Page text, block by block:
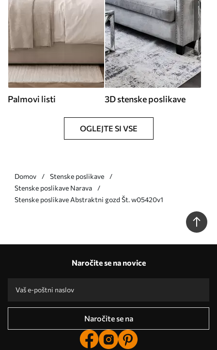
Palmovi listi 3D stenske poslikave
OGLEJTE SI VSE
Domov
Stenske poslikave
Stenske poslikave Narava
Stenske poslikave Abstraktni gozd Št. w05420v1
Naročite se na novice
Naročite se na